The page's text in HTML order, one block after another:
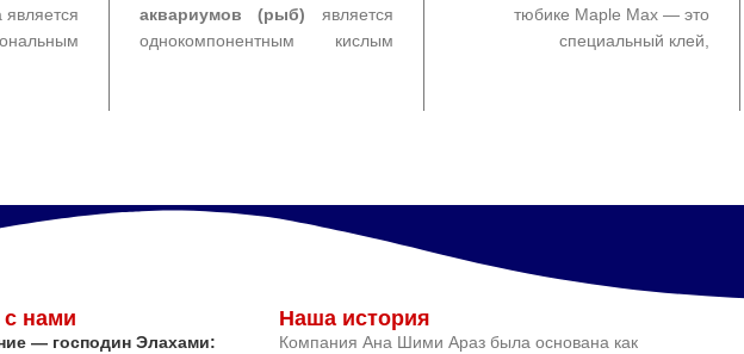
является
условиях
в двух
аквариумов (рыб) является
однокомпонентным кислым
тюбике Maple Max — это
специальный клей,
с нами
— господин Элахами:
Наша история
Компания Ана Шими Араз была основана как